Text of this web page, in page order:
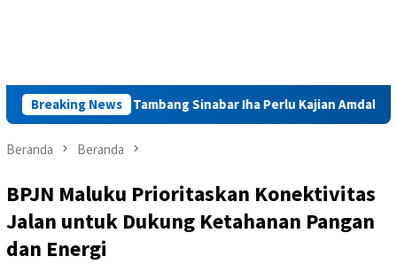
Breaking News
Legalitas Tambang Sinabar Iha Perlu Kajian Amdal
Beranda Beranda
BPJN Maluku Prioritaskan Konektivitas
Jalan untuk Dukung Ketahanan Pangan
dan Energi